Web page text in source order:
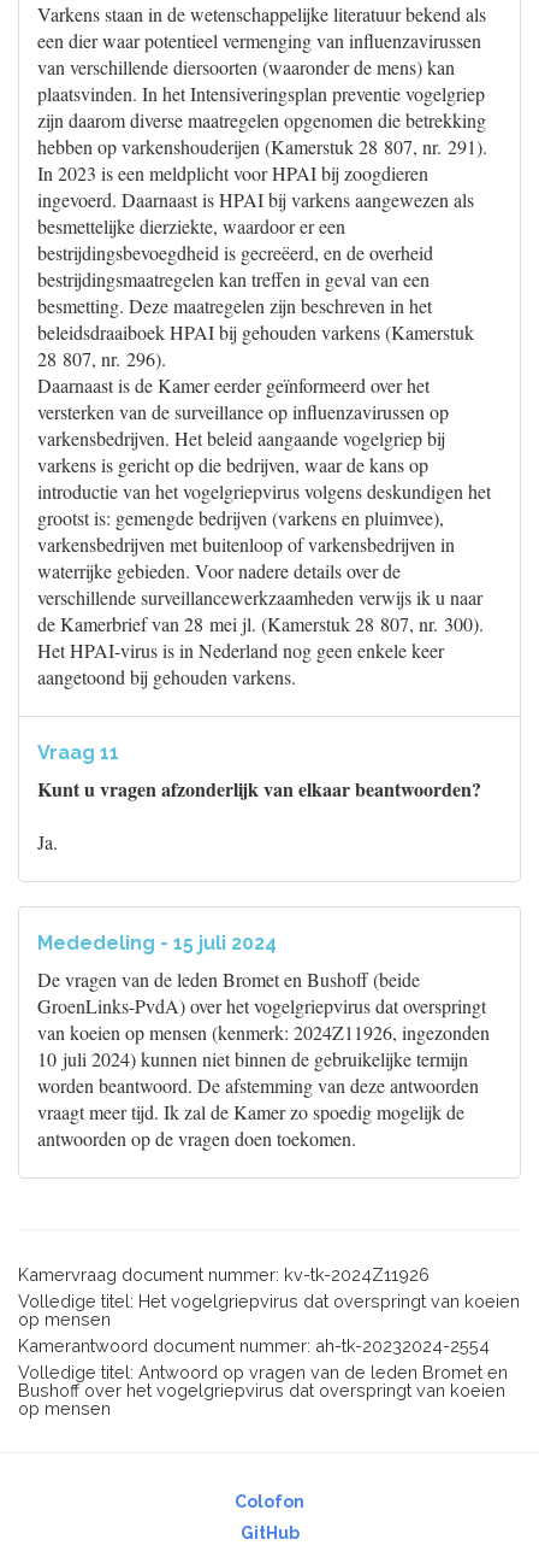
Varkens staan in de wetenschappelijke literatuur bekend als
een dier waar potentieel vermenging van influenzavirussen
van verschillende diersoorten (waaronder de mens) kan
plaatsvinden. In het Intensiveringsplan preventie vogelgriep
zijn daarom diverse maatregelen opgenomen die betrekking
hebben op varkenshouderijen (Kamerstuk 28 807, nr. 291).
In 2023 is een meldplicht voor HPAI bij zoogdieren
ingevoerd. Daarnaast is HPAI bij varkens aangewezen als
besmettelijke dierziekte, waardoor er een
bestrijdingsbevoegdheid is gecreëerd, en de overheid
bestrijdingsmaatregelen kan treffen in geval van een
besmetting. Deze maatregelen zijn beschreven in het
beleidsdraaiboek HPAI bij gehouden varkens (Kamerstuk
28 807, nr. 296).
Daarnaast is de Kamer eerder geïnformeerd over het
versterken van de surveillance op influenzavirussen op
varkensbedrijven. Het beleid aangaande vogelgriep bij
varkens is gericht op die bedrijven, waar de kans op
introductie van het vogelgriepvirus volgens deskundigen het
grootst is: gemengde bedrijven (varkens en pluimvee),
varkensbedrijven met buitenloop of varkensbedrijven in
waterrijke gebieden. Voor nadere details over de
verschillende surveillancewerkzaamheden verwijs ik u naar
de Kamerbrief van 28 mei jl. (Kamerstuk 28 807, nr. 300).
Het HPAI-virus is in Nederland nog geen enkele keer
aangetoond bij gehouden varkens.
Vraag 11
Kunt u vragen afzonderlijk van elkaar beantwoorden?
Ja.
Mededeling - 15 juli 2024
De vragen van de leden Bromet en Bushoff (beide
GroenLinks-PvdA) over het vogelgriepvirus dat overspringt
van koeien op mensen (kenmerk: 2024Z11926, ingezonden
10 juli 2024) kunnen niet binnen de gebruikelijke termijn
worden beantwoord. De afstemming van deze antwoorden
vraagt meer tijd. Ik zal de Kamer zo spoedig mogelijk de
antwoorden op de vragen doen toekomen.
Kamervraag document nummer: kv-tk-2024Z11926
Volledige titel: Het vogelgriepvirus dat overspringt van koeien
op mensen
Kamerantwoord document nummer: ah-tk-20232024-2554
Volledige titel: Antwoord op vragen van de leden Bromet en
Bushoff over het vogelgriepvirus dat overspringt van koeien
op mensen
Colofon
GitHub